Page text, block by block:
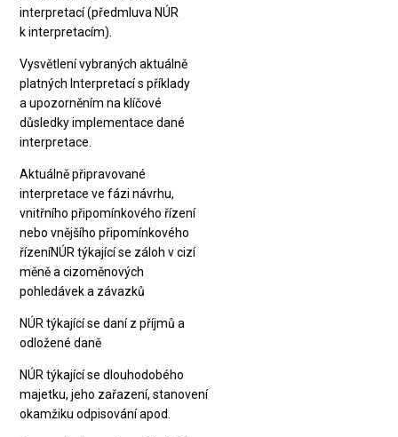
interpretací (předmluva NÚR
k interpretacím).
Vysvětlení vybraných aktuálně
platných Interpretací s příklady
a upozorněním na klíčové
důsledky implementace dané
interpretace.
Aktuálně připravované
interpretace ve fázi návrhu,
vnitřního připomínkového řízení
nebo vnějšího připomínkového
řízeníNÚR týkající se záloh v cizí
měně a cizoměnových
pohledávek a závazků
NÚR týkající se daní z příjmů a
odložené daně
NÚR týkající se dlouhodobého
majetku, jeho zařazení, stanovení
okamžiku odpisování apod.